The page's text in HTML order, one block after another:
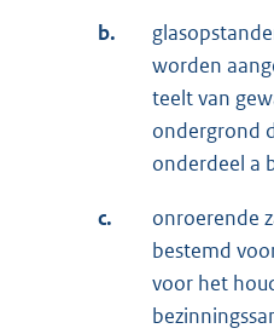
b.
worden
teelt van
ondergrond
onderdeel a
c.
onroerende
bestemd
voor het